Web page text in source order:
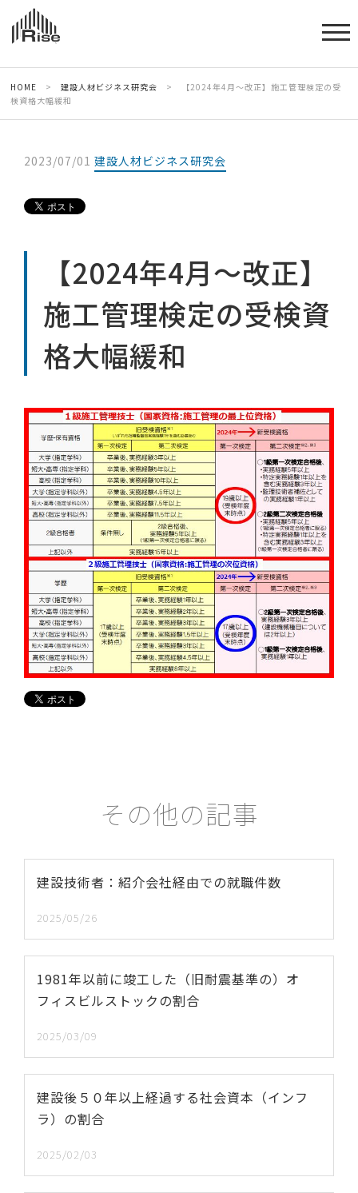
HOME > 建設人材ビジネス研究会 >
【2024年4月～改正】施工管理検定の受
検資格大幅緩和
2023/07/01 建設人材ビジネス研究会
【2024年4月～改正】
施工管理検定の受検資
格大幅緩和
その他の記事
建設技術者：紹介会社経由での就職件数
2025/05/26
1981年以前に竣工した（旧耐震基準の）オ
フィスビルストックの割合
2025/03/09
建設後５０年以上経過する社会資本（インフ
ラ）の割合
2025/02/03